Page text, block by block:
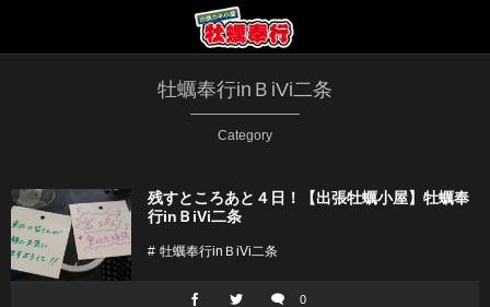
牡蠣奉行inＢiVi二条
Category
残すところあと４日！【出張牡蠣小屋】牡蠣奉
行inＢiVi二条
牡蠣奉行inＢiVi二条
0